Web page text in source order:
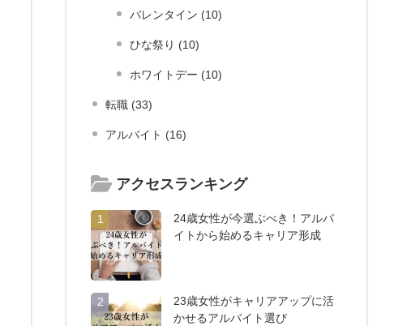
バレンタイン (10)
ひな祭り (10)
ホワイトデー (10)
転職 (33)
アルバイト (16)
アクセスランキング
1
24歳女性が今選ぶべき！アルバ
イトから始めるキャリア形成
2
23歳女性がキャリアアップに活
かせるアルバイト選び